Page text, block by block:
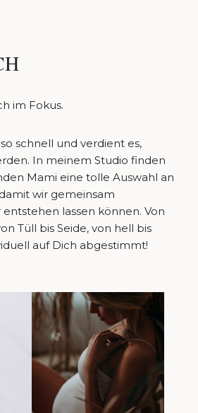
im Fokus.
schnell und verdient es,
In meinem Studio finden
Mami eine tolle Auswahl an
wir gemeinsam
lassen können. Von
Tüll bis Seide, von hell bis
auf Dich abgestimmt!